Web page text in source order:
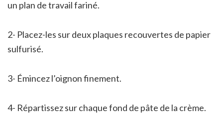
un plan de travail fariné.
2- Placez-les sur deux plaques recouvertes de papier
sulfurisé.
3- Émincez l’oignon finement.
4- Répartissez sur chaque fond de pâte de la crème.